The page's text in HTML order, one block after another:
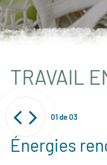
TRAVAIL
01de03
Énergies